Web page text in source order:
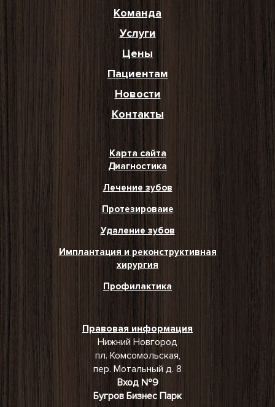
Команда
Услуги
Цены
Пациентам
Новости
Контакты
Карта сайта
Диагностика
Лечение зубов
Протезироваие
Удаление зубов
Имплантация и реконструктивная
хирургия
Профилактика
Правовая информация
Нижний Новгород
пл. Комсомольская,
пер. Мотальный д. 8
Вход №9
Бугров Бизнес Парк